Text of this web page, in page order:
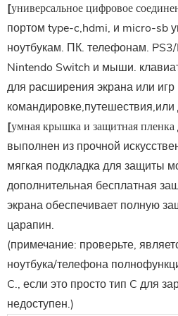
[универсальное цифровое
портом type-c,hdmi, и micro-sb
ноутбукам. ПК. телефонам.
Nintendo Switch и мыши.
для расширения экрана или игр
[умная крышка и защитная пленка
выполнен из прочной
мягкая подкладка для защиты
дополнительная бесплатная
экрана обеспечивает полную
царапин.
(примечание: проверьте,
ноутбука/телефона
C., если это просто тип C для
недоступен.)